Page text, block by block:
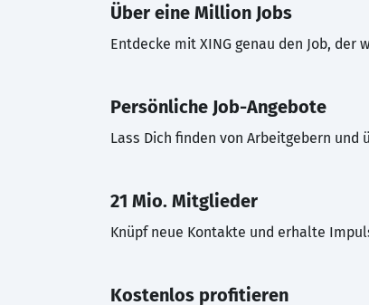
Über eine Million Jobs
Entdecke mit XING genau den Job, der
Persönliche Job-Angebote
Lass Dich finden von Arbeitgebern und
21 Mio. Mitglieder
Knüpf neue Kontakte und erhalte
Kostenlos profitieren